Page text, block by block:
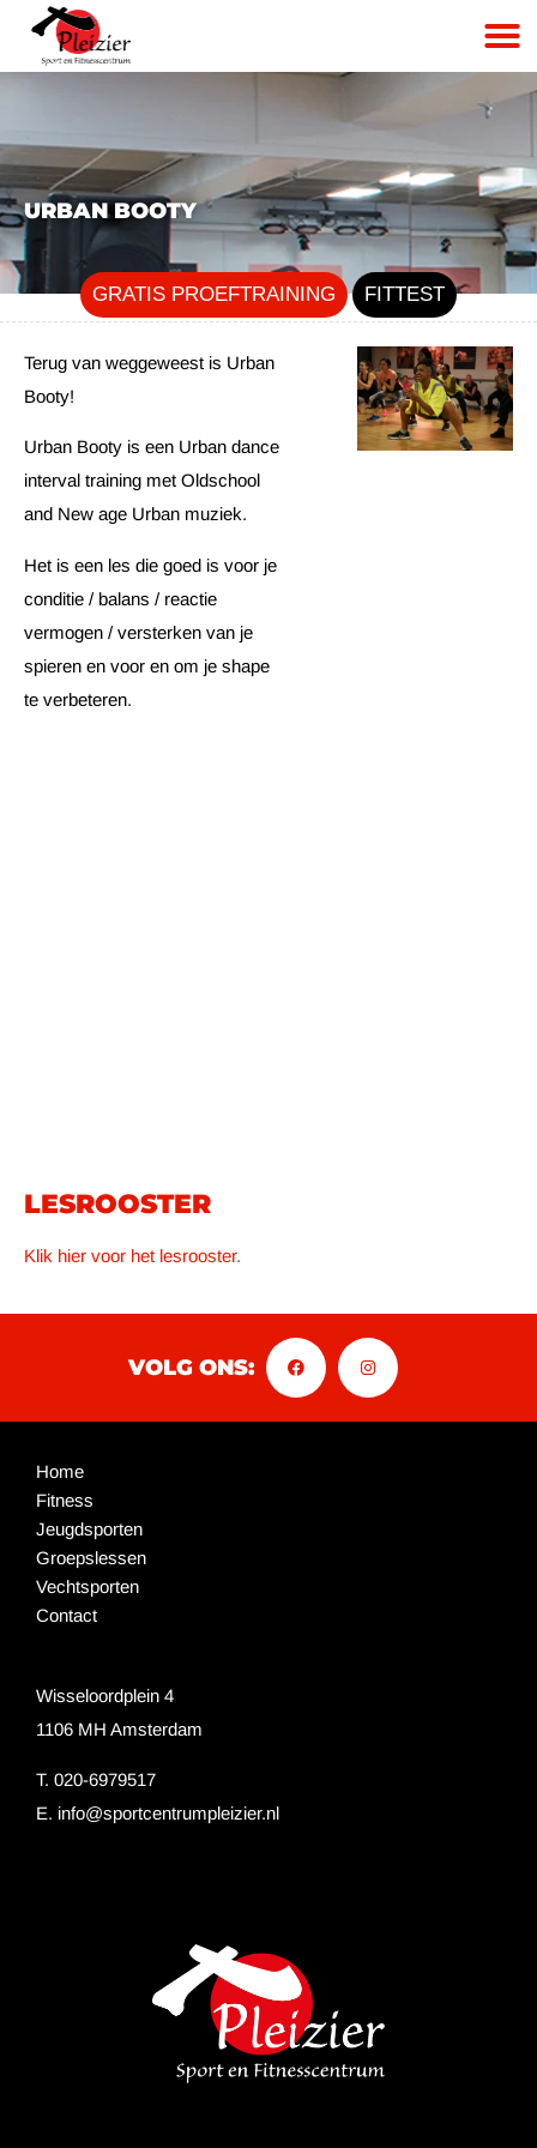
URBAN BOOTY
GRATIS PROEFTRAINING FITTEST
Terug van weggeweest is Urban
Booty!
Urban Booty is een Urban dance
interval training met Oldschool
and New age Urban muziek.
Het is een les die goed is voor je
conditie / balans / reactie
vermogen / versterken van je
spieren en voor en om je shape
te verbeteren.
LESROOSTER
Klik hier voor het lesrooster.
VOLG ONS:
Home
Fitness
Jeugdsporten
Groepslessen
Vechtsporten
Contact
Wisseloordplein 4
1106 MH Amsterdam
T. 020-6979517
E. info@sportcentrumpleizier.nl